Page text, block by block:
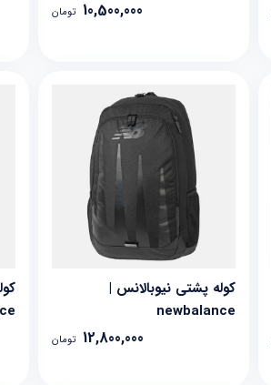
10,500,000 تومان
کوله پشتی نیوبالانس |
newbalance
12,800,000 تومان